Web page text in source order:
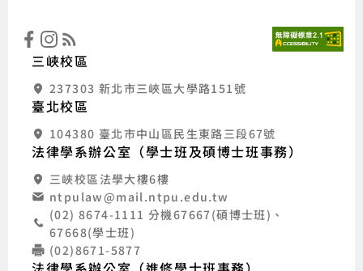
三峽校區
237303 新北市三峽區大學路151號
臺北校區
104380 臺北市中山區民生東路三段67號
法律學系辦公室（學士班及碩博士班事務）
三峽校區法學大樓6樓
ntpulaw@mail.ntpu.edu.tw
(02) 8674-1111 分機67667(碩博士班)、
67668(學士班)
(02)8671-5877